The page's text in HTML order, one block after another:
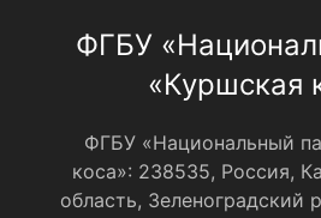
ФГБУ
«Куршская
ФГБУ «Национальный
коса»: 238535, Россия,
область, Зеленоградский